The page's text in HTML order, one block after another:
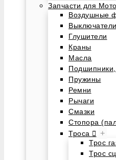
Запчасти для
Воздушные
Глушители
Краны
Масла
Подшипники,
Пружины
Ремни
Рычаги
Смазки
Стопора
Троса
+
Трос
Трос